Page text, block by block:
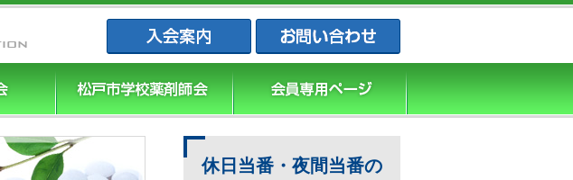
まつやく｜松戸市薬剤師会・松戸市薬業会・松戸
休日当番・夜間当番の